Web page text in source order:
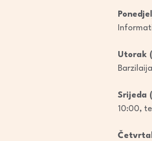
Utorak
Srijeda
10:00,